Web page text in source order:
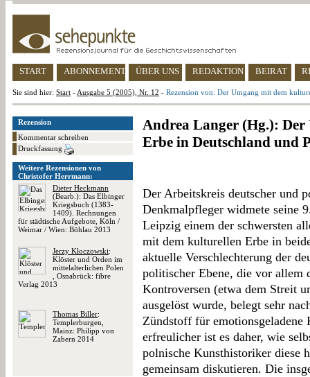
START ABONNEMENT ÜBER UNS REDAKTION BEIRAT
Sie sind hier: Start - Ausgabe 5 (2005), Nr. 12 - Rezension von: Der Umgang mit dem
Rezension
Kommentar schreiben
Druckfassung
Weitere Rezensionen von
Christofer Herrmann:
Dieter Heckmann
(Bearb.): Das Elbinger
Kriegsbuch (1383-
1409). Rechnungen
für städtische Aufgebote, Köln /
Weimar / Wien: Böhlau 2013
Jerzy Kłoczowski:
Klöster und Orden im
mittelalterlichen Polen
, Osnabrück: fibre
Verlag 2013
Thomas Biller:
Templerburgen,
Mainz: Philipp von
Zabern 2014
Andrea Langer (Hg.):
Erbe in Deutschland und
Der Arbeitskreis deutscher und
Denkmalpfleger widmete seine
Leipzig einem der schwersten
mit dem kulturellen Erbe in
aktuelle Verschlechterung der
politischer Ebene, die vor allem
Kontroversen (etwa dem Streit
ausgelöst wurde, belegt sehr
Zündstoff für
erfreulicher ist es daher, wie
polnische Kunsthistoriker diese
gemeinsam diskutieren. Die